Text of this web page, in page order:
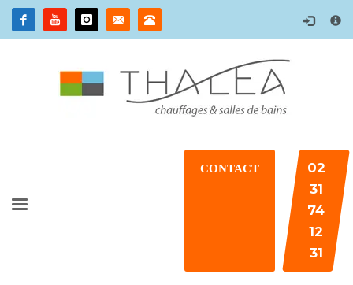
×
CONTACT
02
31
74
12
31